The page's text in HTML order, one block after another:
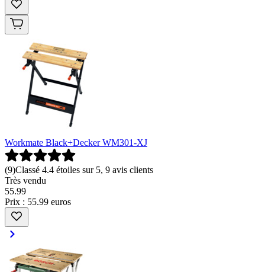
Workmate Black+Decker WM301-XJ
(9)Classé 4.4 étoiles sur 5, 9 avis clients
Très vendu
55.99
Prix : 55.99 euros